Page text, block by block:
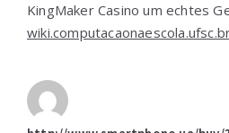
KingMaker Casino um echtes